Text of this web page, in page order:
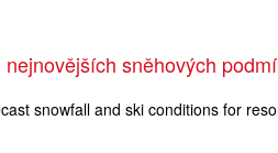
nejnovějších sněhových
snowfall and ski conditions for